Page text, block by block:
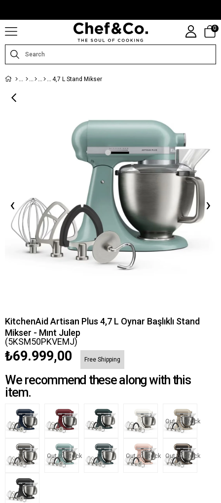
0
4,7 L Stand Mikser
‹ ›
KitchenAid Artisan Plus 4,7 L Oynar Başlıklı Stand
Mikser - Mınt Julep
(5KSM50PKVEMJ)
₺69.999,00 Free Shipping
We recommend these along with this
item.
Out of stock
Out of stock Out of stock Out of stock